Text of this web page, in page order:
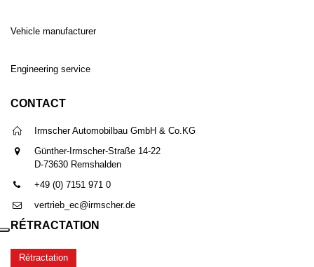
Vehicle manufacturer
Engineering service
CONTACT
Irmscher Automobilbau GmbH & Co.KG
Günther-Irmscher-Straße 14-22
D-73630 Remshalden
+49 (0) 7151 971 0
vertrieb_ec@irmscher.de
RÉTRACTATION
Rétractation